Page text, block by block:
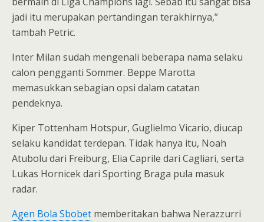
jadi itu merupakan pertandingan terakhirnya,”
tambah Petric.
Inter Milan sudah mengenali beberapa nama selaku
calon pengganti Sommer. Beppe Marotta
memasukkan sebagian opsi dalam catatan
pendeknya.
Kiper Tottenham Hotspur, Guglielmo Vicario, diucap
selaku kandidat terdepan. Tidak hanya itu, Noah
Atubolu dari Freiburg, Elia Caprile dari Cagliari, serta
Lukas Hornicek dari Sporting Braga pula masuk
radar.
Agen Bola Sbobet memberitakan bahwa Nerazzurri